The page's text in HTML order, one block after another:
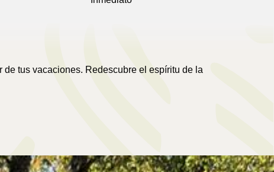
tus vacaciones. Redescubre el espíritu de la